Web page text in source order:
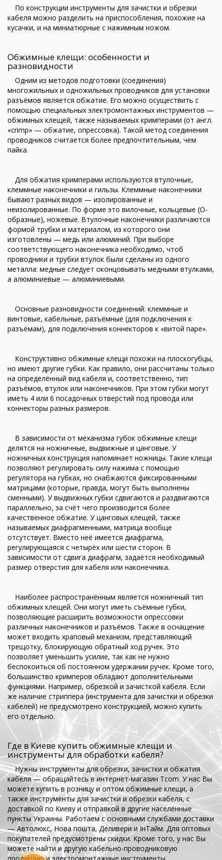
По конструкции инструменты для зачистки и обрезки
кабеля можно разделить на приспособления, похожие на
кусачки, и на миниатюрные с нажимным ножом.
Обжимные клещи: особенности и
разновидности
Одним из методов подготовки (соединения)
многожильных и одножильных проводников для установки
разъёмов является обжатие. Его можно осуществить с
помощью специальных электромонтажных инструментов —
обжимных клещей, также называемых кримперами (от англ.
«crimp» — обжатие, опрессовка). Такой метод соединения
проводников считается более предпочтительным, чем
пайка.
Для обжатия кримперами используются втулочные,
клеммные наконечники и гильзы. Клеммные наконечники
бывают разных видов — изолированные и
неизолированные. По форме это вилочные, кольцевые (О-
образные), ножевые. Втулочные наконечники различаются
формой трубки и материалом, из которого они
изготовлены — медь или алюминий. При выборе
соответствующего наконечника необходимо, чтоб
проводники и трубки втулок были сделаны из одного
металла: медные следует оконцовывать медными втулками,
а алюминиевые — алюминиевыми.
Основные разновидности соединений: клеммные и
винтовые, кабельные, разъёмные (для подключения к
разъёмам), для подключения коннекторов к «витой паре».
Конструктивно обжимные клещи похожи на плоскогубцы,
но имеют другие губки. Как правило, они рассчитаны только
на определённый вид кабеля и, соответственно, тип
разъёмов, втулок или наконечников. При этом губки могут
иметь 4 или 6 посадочных отверстий под провода или
коннекторы разных размеров.
В зависимости от механизма губок обжимные клещи
делятся на ножничные, выдвижные и цанговые. У
ножничных конструкция напоминает ножницы. Такие клещи
позволяют регулировать силу нажима с помощью
регулятора на губках, но снабжаются фиксированными
матрицами (которые, правда, могут быть выполнены
сменными). У выдвижных губки сдвигаются и раздвигаются
параллельно, за счёт чего производится более
качественное обжатие. У цанговых клещей, также
называемых диафрагменными, матрица вообще
отсутствует. Вместо неё имеется диафрагма,
регулирующаяся с четырёх или шести сторон. В
зависимости от сдвига диафрагм, задаётся необходимый
размер отверстия для кабеля или наконечника.
Наиболее распространённым является ножничный тип
обжимных клещей. Они могут иметь съёмные губки,
позволяющие расширить возможности опрессовки
различных наконечников и разъёмов. Также в оснащение
может входить храповый механизм, представляющий
трещотку, блокирующую обратный ход ручек. Это
позволяет уменьшить усилие, так как не нужно
беспокоиться об постоянном удержании ручек. Кроме того,
большинство кримперов обладают дополнительными
функциями. Например, обрезкой и зачисткой кабеля. Если
же наличие стриппера (инструмента для зачистки и обрезки
кабелей) не предусмотрено конструкцией, можно купить
его отдельно.
Где в Киеве купить обжимные клещи и
инструменты для обработки кабеля?
Нужны инструменты для обрезки, зачистки и обжатия
кабеля — обращайтесь в интернет-магазин Tcom. У нас Вы
можете купить в розницу и оптом обжимные клещи, а
также инструменты для зачистки и обрезки кабеля, с
доставкой по Киеву и отправкой в другие населённые
пункты Украины. Работаем с основными службами доставки
— Автолюкс, Нова пошта, Деливери и ІнТайм. Для оптовых
покупателей предусмотрены скидки. Кроме того, у нас Вы
можете найти и другую кабельно-проводниковую